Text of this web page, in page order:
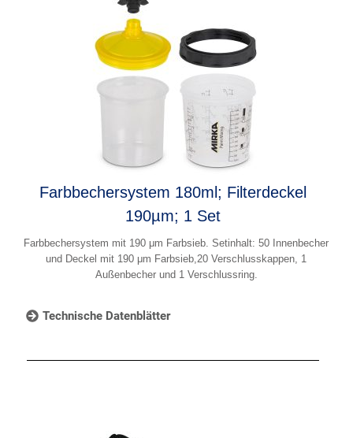
Farbbechersystem 180ml; Filterdeckel
190µm; 1 Set
Farbbechersystem mit 190 μm Farbsieb. Setinhalt: 50 Innenbecher
und Deckel mit 190 μm Farbsieb,20 Verschlusskappen, 1
Außenbecher und 1 Verschlussring.
Technische Datenblätter